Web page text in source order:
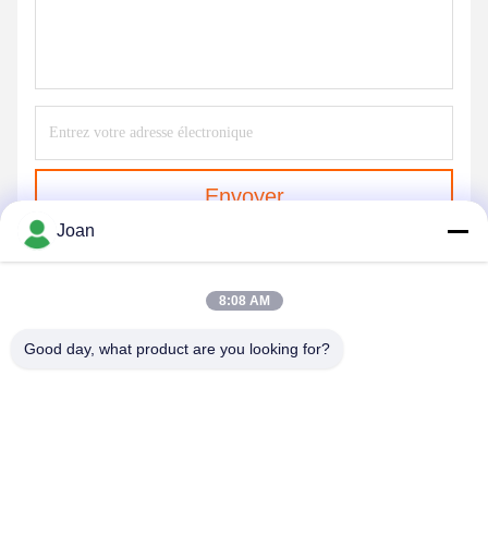
Envoyer
Joan
8:08 AM
Good day, what product are you looking for?